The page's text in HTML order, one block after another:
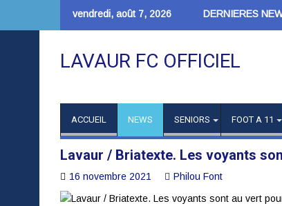
vendredi, août 7, 2026 DERNIERES
LAVAUR FC OFFICIEL
ACCUEIL NEWS SENIORS FOOT A 11
Lavaur / Briatexte. Les voyants
16 novembre 2021 Philou Font